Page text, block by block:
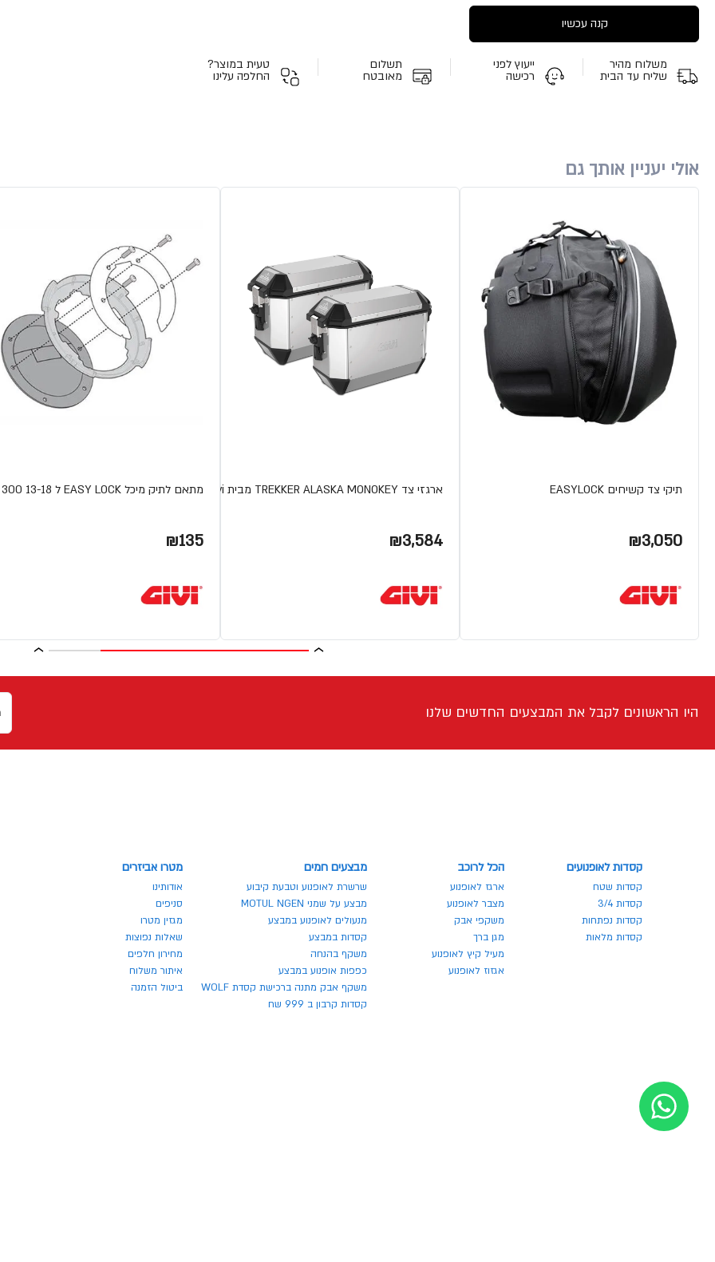
קנה עכשיו
משלוח מהיר
שליח עד הבית
ייעוץ לפני
רכישה
תשלום
מאובטח
טעית במוצר?
החלפה עלינו
אולי יעניין אותך גם
תיקי צד קשיחים EASYLOCK
₪3,050
ארגזי צד TREKKER ALASKA MONOKEY מבית Givi
₪3,584
מתאם לתיק מיכל EASY LOCK ל KAWASAKI NINJA 300 13-18
₪135
היו הראשונים לקבל את המבצעים החדשים שלנו
קסדות לאופנועים
קסדות שטח
קסדות 3/4
קסדות נפתחות
קסדות מלאות
הכל לרוכב
ארגז לאופנוע
מצבר לאופנוע
משקפי אבק
מגן ברך
מעיל קיץ לאופנוע
אגזוז לאופנוע
מבצעים חמים
שרשרת לאופנוע וטבעת קיבוע
מבצע על שמני MOTUL NGEN
מנעולים לאופנוע במבצע
קסדות במבצע
משקף בהנחה
כפפות אופנוע במבצע
משקף אבק מתנה ברכישת קסדת WOLF
קסדות קרבון ב 999 שח
מטרו אביזרים
אודותינו
סניפים
מגזין מטרו
שאלות נפוצות
מחירון חלפים
איתור משלוח
ביטול הזמנה